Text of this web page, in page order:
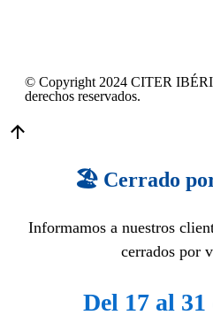
© Copyright 2024 CITER
derechos reservados.
🏖️ Cerrado
Informamos a nuestros
cerrados por
Del 17 al 31